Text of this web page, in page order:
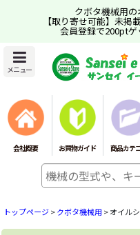
クボタ機械用の
【取り寄せ可能】未掲
会員登録で200ptゲ
メニュー
会社概要 お買物ガイド 商品カテ
トップページ>クボタ機械用 >オイル